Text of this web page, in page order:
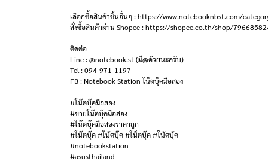
เลือกซื้อสินค้าชิ้นอื่นๆ : https://www.notebooknbst.com/
สั่งซื้อสินค้าผ่าน Shopee : https://shopee.co.th/shop/
ติดต่อ
Line : @notebook.st (มี@ด้วยนะครับ)
Tel : 094-971-1197
FB : Notebook Station โน๊ตบุ๊คมือสอง
#โน๊ตบุ๊คมือสอง
#ขายโน๊ตบุ๊คมือสอง
#โน๊ตบุ๊คมือสองราคาถูก
#โน๊ตบุ๊ค #โน้ตบุ๊ค #โน็ตบุ๊ค #โน้ตบุ้ค
#notebookstation
#asusthailand